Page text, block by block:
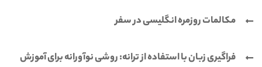
مکالمات روزمره انگلیسی در سفر
فراگیری زبان با استفاده از ترانه: روشی نوآورانه برای آموزش